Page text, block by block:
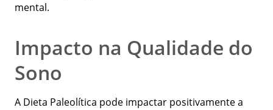
mental.
Impacto na Qualidade do
Sono
A Dieta Paleolítica pode impactar positivamente a